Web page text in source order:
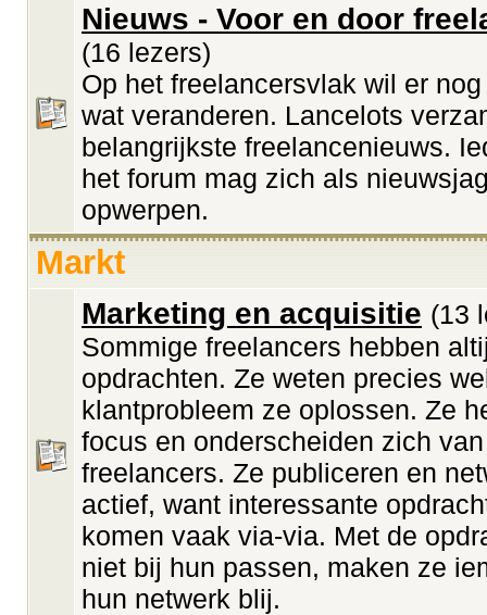
Nieuws - Voor en door
(16 lezers)
Op het freelancersvlak wil er
wat veranderen. Lancelots
belangrijkste freelancenieuws.
het forum mag zich als
opwerpen.
Markt
Marketing en acquisitie (13
Sommige freelancers hebben
opdrachten. Ze weten precies
klantprobleem ze oplossen. Ze
focus en onderscheiden zich
freelancers. Ze publiceren en
actief, want interessante
komen vaak via-via. Met de
niet bij hun passen, maken ze
hun netwerk blij.